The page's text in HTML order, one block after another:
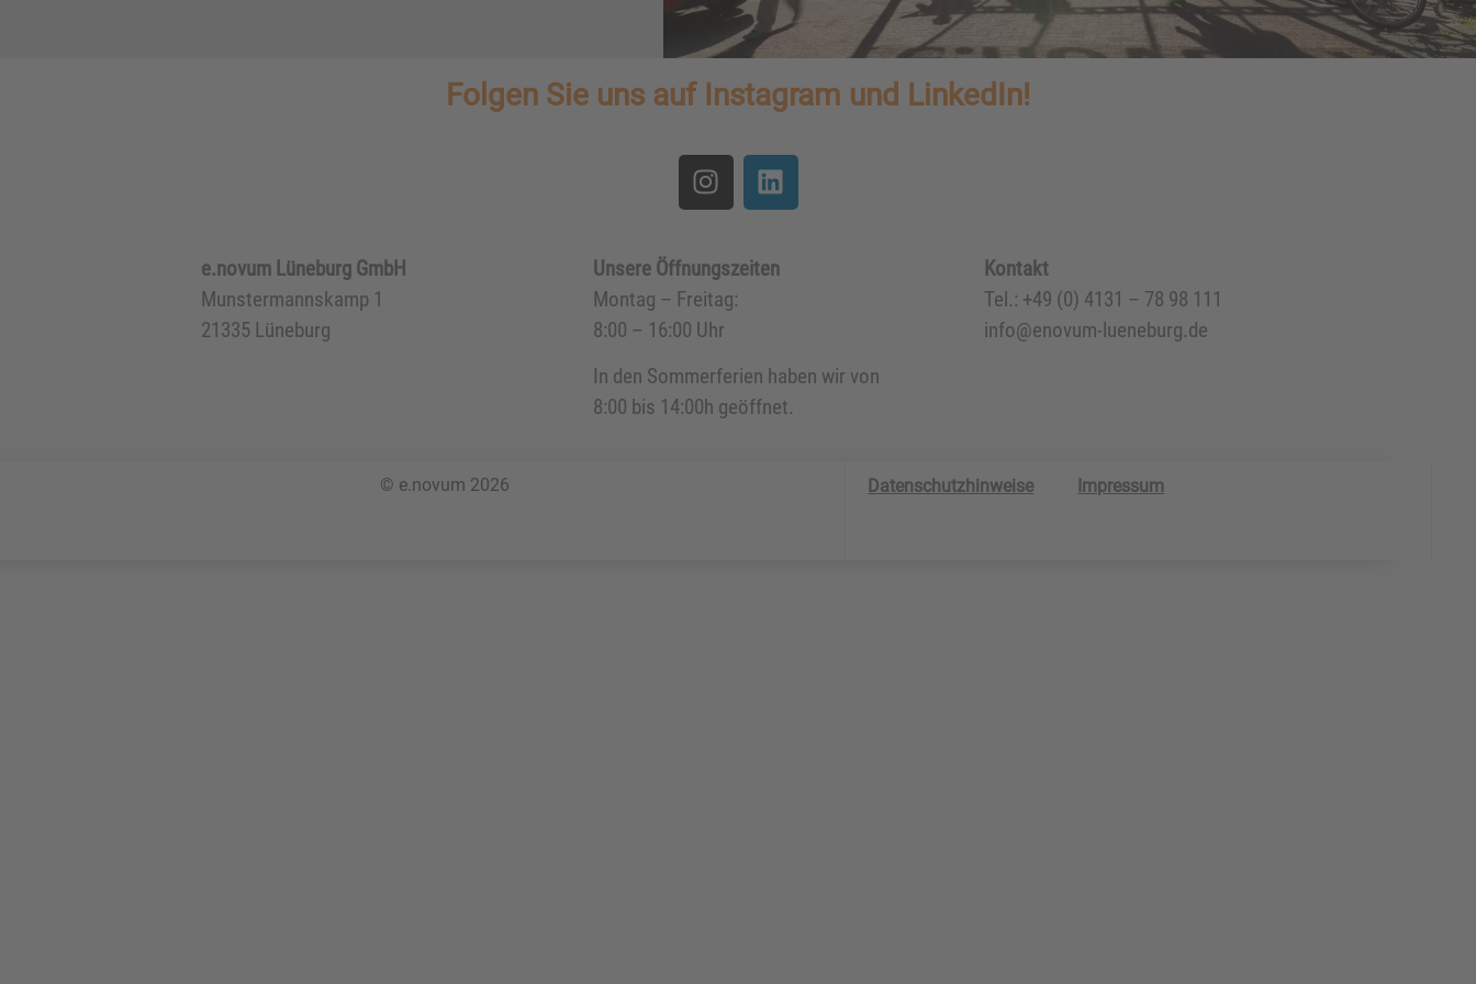
Folgen Sie uns auf Instagram und LinkedIn!
e.novum Lüneburg GmbH
Munstermannskamp 1
21335 Lüneburg
Unsere Öffnungszeiten
Montag – Freitag:
8:00 – 16:00 Uhr
In den Sommerferien haben wir von
8:00 bis 14:00h geöffnet.
Kontakt
Tel.: +49 (0) 4131 – 78 98 111
info@enovum-lueneburg.de
© e.novum 2026 Datenschutzhinweise Impressum